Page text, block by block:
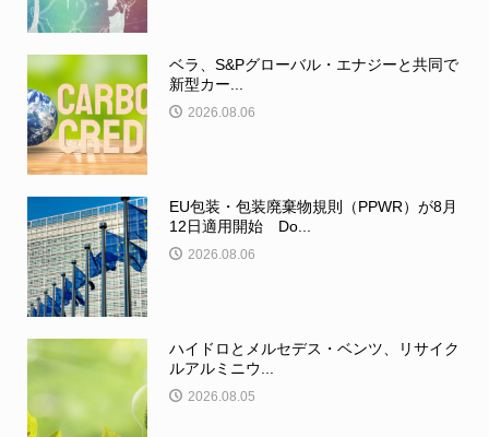
ベラ、S&Pグローバル・エナジーと共同で
新型カー...
2026.08.06
EU包装・包装廃棄物規則（PPWR）が8月
12日適用開始 Do...
2026.08.06
ハイドロとメルセデス・ベンツ、リサイク
ルアルミニウ...
2026.08.05